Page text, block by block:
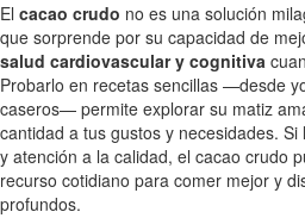
El cacao crudo no es una solución
que sorprende por su capacidad de
salud cardiovascular y cognitiva
Probarlo en recetas sencillas —desde
caseros— permite explorar su matiz
cantidad a tus gustos y necesidades.
y atención a la calidad, el cacao crudo
recurso cotidiano para comer mejor y
profundos.